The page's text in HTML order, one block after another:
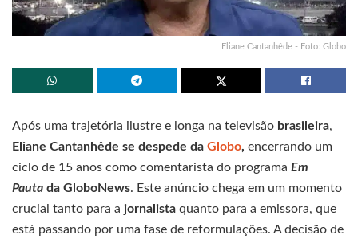
Eliane Cantanhêde - Foto: Globo
Após uma trajetória ilustre e longa na televisão brasileira,
Eliane Cantanhêde se despede da Globo, encerrando um
ciclo de 15 anos como comentarista do programa Em
Pauta da GloboNews. Este anúncio chega em um momento
crucial tanto para a jornalista quanto para a emissora, que
está passando por uma fase de reformulações. A decisão de